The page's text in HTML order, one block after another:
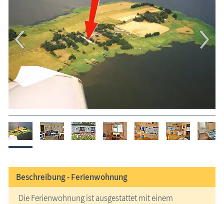
Beschreibung -Ferienwohnung
Die Ferienwohnung ist ausgestattet mit einem